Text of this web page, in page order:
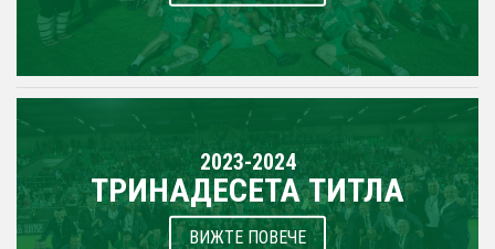
2023-2024
ТРИНАДЕСЕТА ТИТЛА
ВИЖТЕ ПОВЕЧЕ